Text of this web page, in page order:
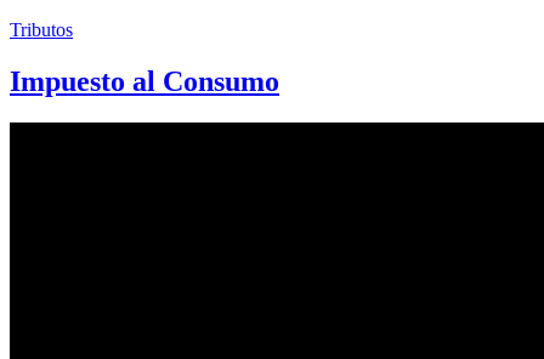
Tributos
Impuesto al Consumo